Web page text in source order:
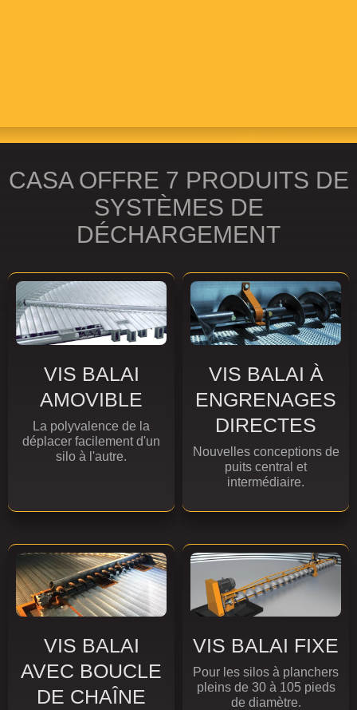
CASA OFFRE 7 PRODUITS DE
SYSTÈMES DE
DÉCHARGEMENT
VIS BALAI
AMOVIBLE
La polyvalence de la
déplacer facilement d'un
silo à l'autre.
VIS BALAI À
ENGRENAGES
DIRECTES
Nouvelles conceptions de
puits central et
intermédiaire.
VIS BALAI
AVEC BOUCLE
DE CHAÎNE
VIS BALAI FIXE
Pour les silos à planchers
pleins de 30 à 105 pieds
de diamètre.